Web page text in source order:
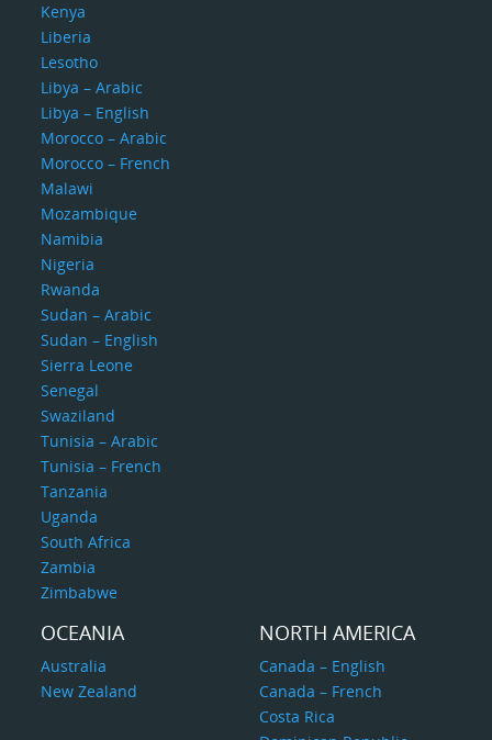
Kenya
Liberia
Lesotho
Libya – Arabic
Libya – English
Morocco – Arabic
Morocco – French
Malawi
Mozambique
Namibia
Nigeria
Rwanda
Sudan – Arabic
Sudan – English
Sierra Leone
Senegal
Swaziland
Tunisia – Arabic
Tunisia – French
Tanzania
Uganda
South Africa
Zambia
Zimbabwe
OCEANIA
Australia
New Zealand
NORTH AMERICA
Canada – English
Canada – French
Costa Rica